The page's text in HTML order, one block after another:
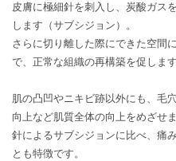
皮膚に極細針を刺入し、炭酸ガス
します（サブシジョン）。
さらに切り離した際にできた空間
で、正常な組織の再構築を促します
肌の凸凹やニキビ跡以外にも、毛
向上など肌質全体の向上をめざせま
針によるサブシジョンに比べ、痛
とも特徴です。